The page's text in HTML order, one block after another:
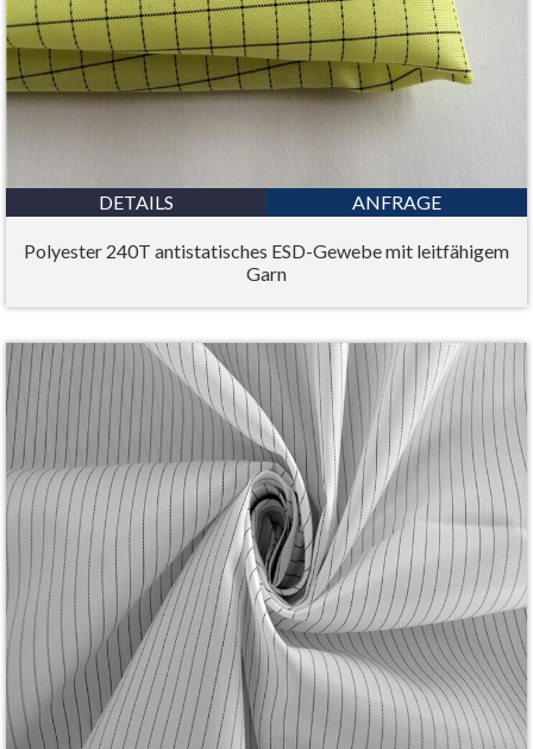
DETAILS ANFRAGE
Polyester 240T antistatisches ESD-Gewebe mit leitfähigem
Garn